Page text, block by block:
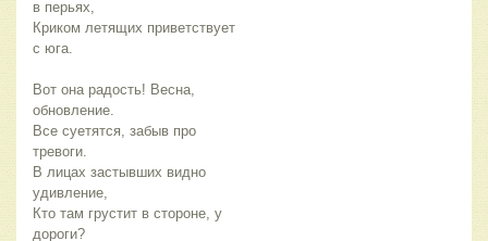
в перьях,
Криком летящих приветствует
с юга.
Вот она радость! Весна,
обновление.
Все суетятся, забыв про
тревоги.
В лицах застывших видно
удивление,
Кто там грустит в стороне, у
дороги?